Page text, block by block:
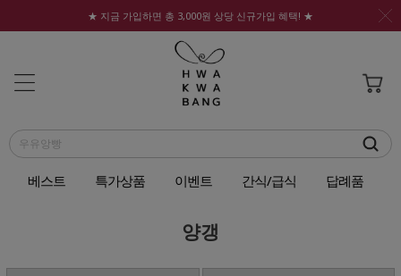
★ 지금 가입하면 총 3,000원 상당 신규가입 혜택! ★
베스트 특가상품 이벤트 간식/급식 답례품
양갱